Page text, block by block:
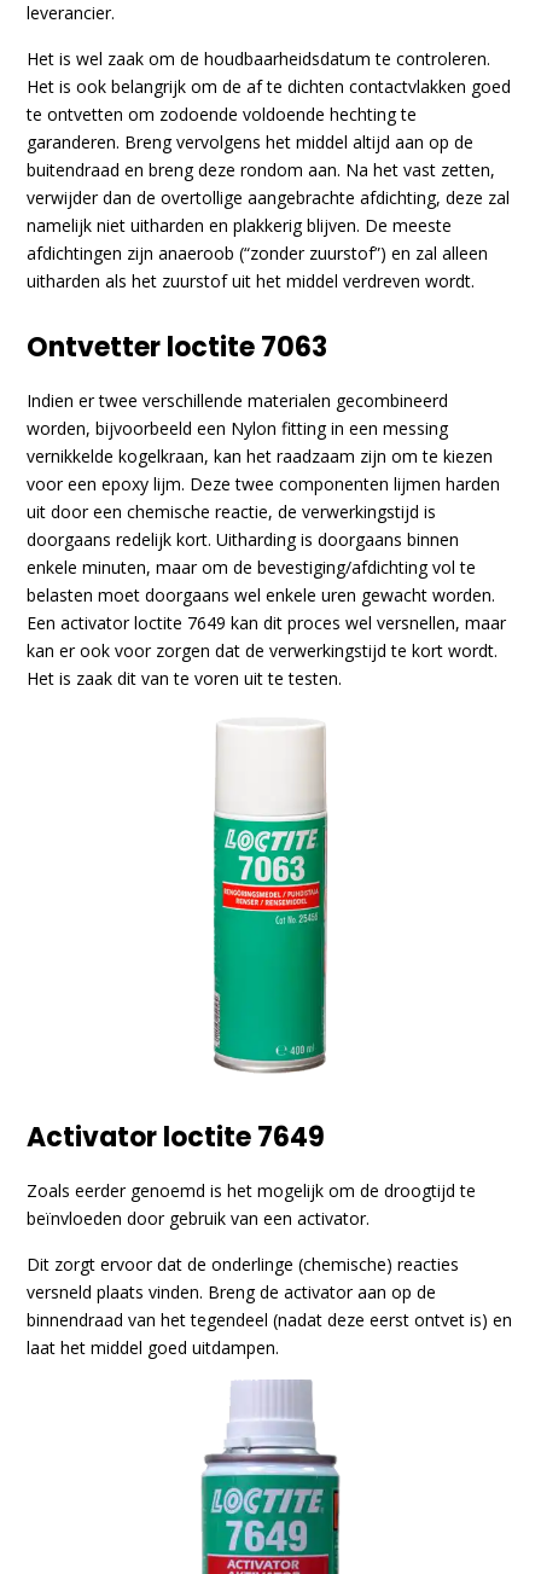
leverancier.
Het is wel zaak om de houdbaarheidsdatum te controleren.
Het is ook belangrijk om de af te dichten contactvlakken goed
te ontvetten om zodoende voldoende hechting te
garanderen. Breng vervolgens het middel altijd aan op de
buitendraad en breng deze rondom aan. Na het vast zetten,
verwijder dan de overtollige aangebrachte afdichting, deze zal
namelijk niet uitharden en plakkerig blijven. De meeste
afdichtingen zijn anaeroob (“zonder zuurstof”) en zal alleen
uitharden als het zuurstof uit het middel verdreven wordt.
Ontvetter loctite 7063
Indien er twee verschillende materialen gecombineerd
worden, bijvoorbeeld een Nylon fitting in een messing
vernikkelde kogelkraan, kan het raadzaam zijn om te kiezen
voor een epoxy lijm. Deze twee componenten lijmen harden
uit door een chemische reactie, de verwerkingstijd is
doorgaans redelijk kort. Uitharding is doorgaans binnen
enkele minuten, maar om de bevestiging/afdichting vol te
belasten moet doorgaans wel enkele uren gewacht worden.
Een activator loctite 7649 kan dit proces wel versnellen, maar
kan er ook voor zorgen dat de verwerkingstijd te kort wordt.
Het is zaak dit van te voren uit te testen.
Activator loctite 7649
Zoals eerder genoemd is het mogelijk om de droogtijd te
beïnvloeden door gebruik van een activator.
Dit zorgt ervoor dat de onderlinge (chemische) reacties
versneld plaats vinden. Breng de activator aan op de
binnendraad van het tegendeel (nadat deze eerst ontvet is) en
laat het middel goed uitdampen.